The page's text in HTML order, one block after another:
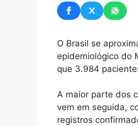
O Brasil se
epidemiológico do
que 3.984
A maior parte dos
vem em seguida,
registros